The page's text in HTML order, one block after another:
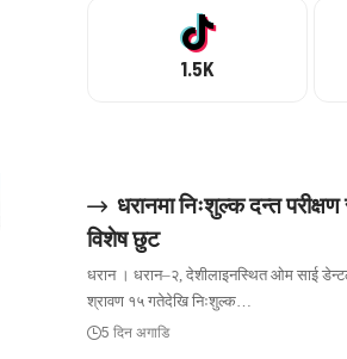
1.5K
धरानमा निःशुल्क दन्त
विशेष छुट
धरान । धरान–२, देशीलाइनस्थित ओम साई डेन्टल
श्रावण १५ गतेदेखि निःशुल्क…
5 दिन अगाडि